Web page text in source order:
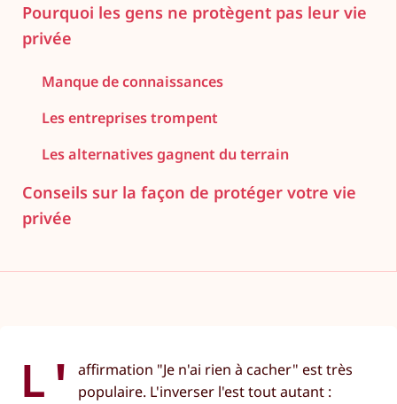
Pourquoi les gens ne protègent pas leur vie
privée
Manque de connaissances
Les entreprises trompent
Les alternatives gagnent du terrain
Conseils sur la façon de protéger votre vie
privée
L'
affirmation "Je n'ai rien à cacher" est très
populaire. L'inverser l'est tout autant :